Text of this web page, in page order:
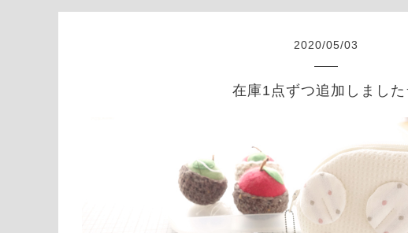
2020/05/03
在庫1点ずつ追加しまし